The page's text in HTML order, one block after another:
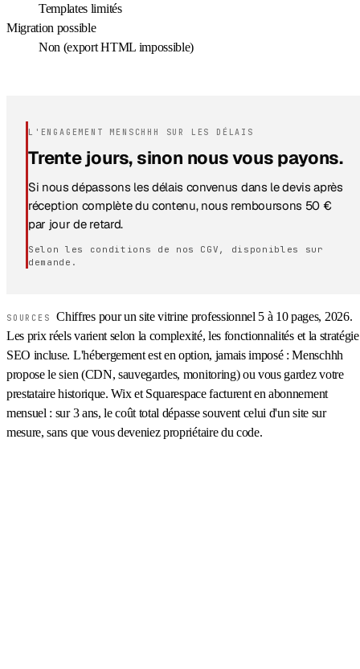
Templates limités
Migration possible
Non (export HTML impossible)
L'ENGAGEMENT MENSCHHH SUR LES DÉLAIS
Trente jours, sinon nous vous payons.
Si nous dépassons les délais convenus dans le devis après
réception complète du contenu, nous remboursons 50 €
par jour de retard.
Selon les conditions de nos CGV, disponibles sur
demande.
SOURCESChiffres pour un site vitrine professionnel 5 à 10 pages, 2026.
Les prix réels varient selon la complexité, les fonctionnalités et la stratégie
SEO incluse. L'hébergement est en option, jamais imposé : Menschhh
propose le sien (CDN, sauvegardes, monitoring) ou vous gardez votre
prestataire historique. Wix et Squarespace facturent en abonnement
mensuel : sur 3 ans, le coût total dépasse souvent celui d'un site sur
mesure, sans que vous deveniez propriétaire du code.